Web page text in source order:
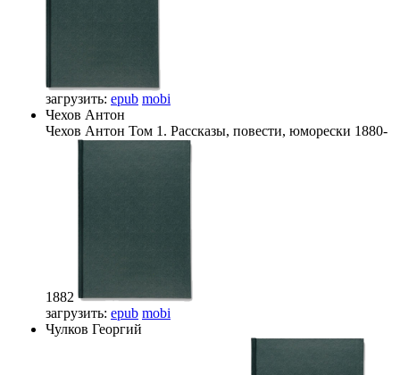
загрузить: epub mobi
Чехов Антон
Чехов Антон Том 1. Рассказы, повести, юморески 1880-
1882
загрузить: epub mobi
Чулков Георгий